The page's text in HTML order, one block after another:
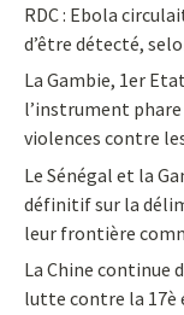
RDC : Ebola
d’être détecté,
La Gambie, 1er
l’instrument
violences contre
Le Sénégal et la
définitif sur la
leur frontière
La Chine continue
lutte contre la 17è